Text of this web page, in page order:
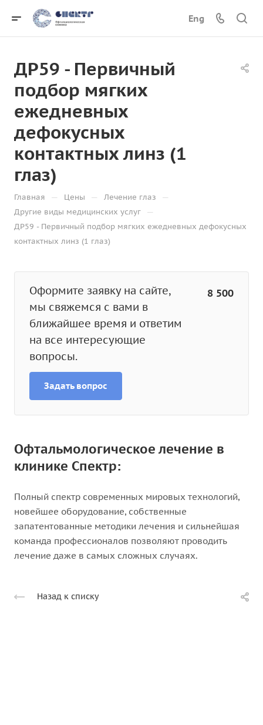
Eng
ДР59 - Первичный
подбор мягких
ежедневных
дефокусных
контактных линз (1
глаз)
Главная — Цены — Лечение глаз —
Другие виды медицинских услуг —
ДР59 - Первичный подбор мягких ежедневных дефокусных
контактных линз (1 глаз)
Оформите заявку на сайте,
мы свяжемся с вами в
ближайшее время и ответим
на все интересующие
вопросы.
8 500
Задать вопрос
Офтальмологическое лечение в
клинике Спектр:
Полный спектр современных мировых технологий,
новейшее оборудование, собственные
запатентованные методики лечения и сильнейшая
команда профессионалов позволяют проводить
лечение даже в самых сложных случаях.
Назад к списку